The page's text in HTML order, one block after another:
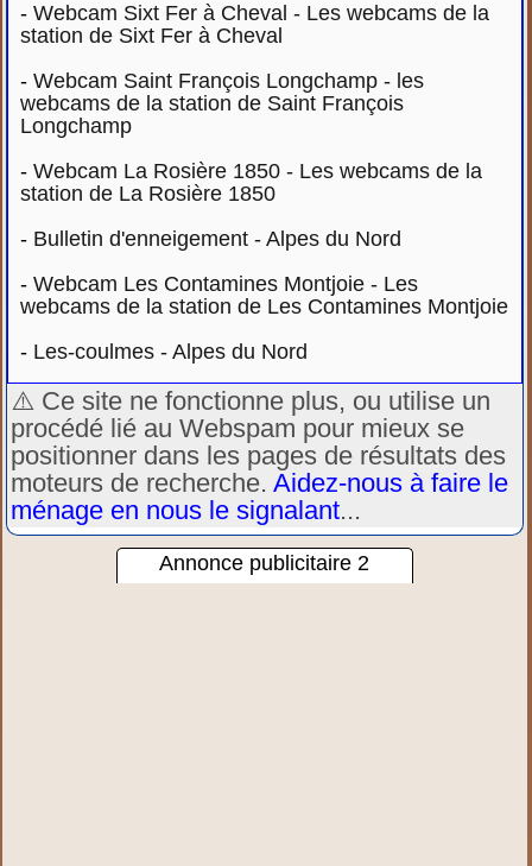
-Webcam Sixt Fer à Cheval - Les webcams de la
station de Sixt Fer à Cheval
-Webcam Saint François Longchamp - les
webcams de la station de Saint François
Longchamp
-Webcam La Rosière 1850 - Les webcams de la
station de La Rosière 1850
- Bulletin d'enneigement - Alpes du Nord
-Webcam Les Contamines Montjoie - Les
webcams de la station de Les Contamines Montjoie
- Les-coulmes - Alpes du Nord
⚠️ Ce site ne fonctionne plus, ou utilise un
procédé lié au Webspam pour mieux se
positionner dans les pages de résultats des
moteurs de recherche.Aidez-nous à faire le
ménage en nous le signalant...
Annonce publicitaire 2